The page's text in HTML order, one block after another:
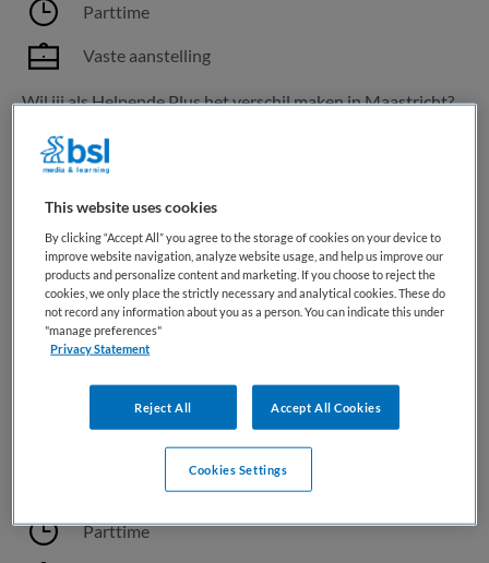
Parttime
Vaste aanstelling
Wil jij als Helpende Plus het verschil maken in Maastricht?
lees snel verder om te ontdekken hoe prettig dit voor jou
kan zijn. Over het werk Jij bent als Helpende Plus een
onmisbare schakel in het team en zorgt dat...
Bekijk vacature Bewaren 18-06-2026
Helpende Plus | VVT
Happy Nurse,Heerlen
Parttime
This website uses cookies
By clicking “Accept All” you agree to the storage of cookies on your device to
improve website navigation, analyze website usage, and help us improve our
products and personalize content and marketing. If you choose to reject the
cookies, we only place the strictly necessary and analytical cookies. These do
not record any information about you as a person. You can indicate this under
"manage preferences"
Privacy Statement
Reject All Accept All Cookies
Cookies Settings